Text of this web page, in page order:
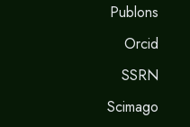
Publons
Orcid
SSRN
Scimago